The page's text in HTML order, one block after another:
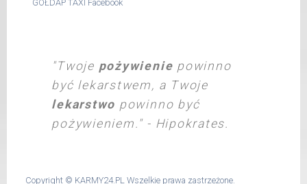
BONUSY
Od tego momentu planu
marketingowego i
wynagrodzeń firmy Reico dla swoich
GOŁDAP TAXI Facebook
"Twoje pożywienie powinno
być lekarstwem, a Twoje
lekarstwo powinno być
pożywieniem." - Hipokrates.
Copyright © KARMY24.PL Wszelkie prawa zastrzeżone.